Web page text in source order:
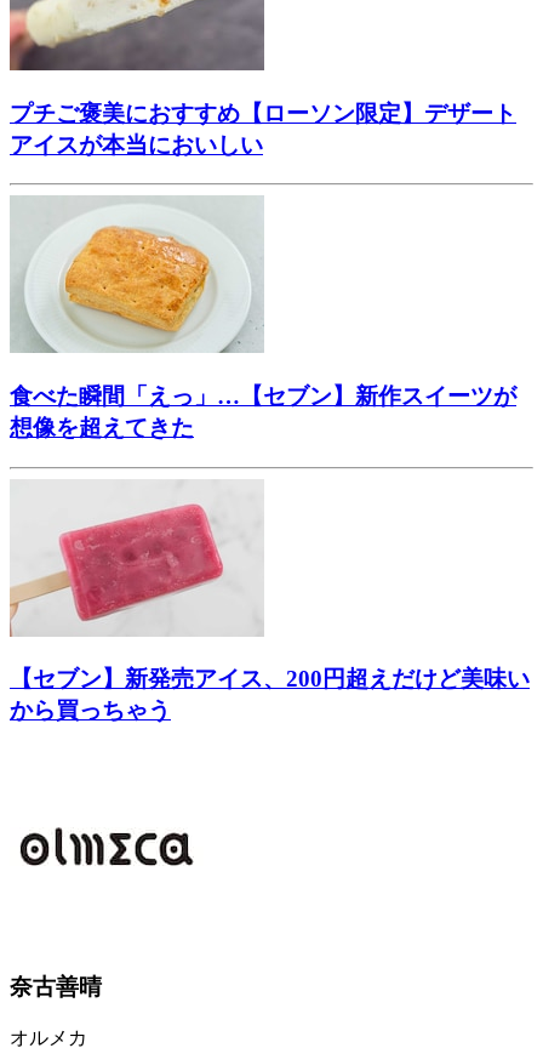
プチご褒美におすすめ【ローソン限定】デザート
アイスが本当においしい
食べた瞬間「えっ」…【セブン】新作スイーツが
想像を超えてきた
【セブン】新発売アイス、200円超えだけど美味い
から買っちゃう
奈古善晴
オルメカ